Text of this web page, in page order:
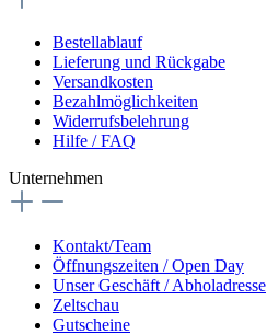
Bestellablauf
Lieferung und Rückgabe
Versandkosten
Bezahlmöglichkeiten
Widerrufsbelehrung
Hilfe / FAQ
Unternehmen
Kontakt/Team
Öffnungszeiten / Open Day
Unser Geschäft / Abholadresse
Zeltschau
Gutscheine